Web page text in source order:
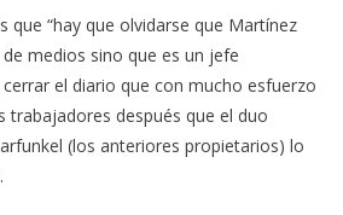
que “hay que olvidarse que Martínez
medios sino que es un jefe
el diario que con mucho esfuerzo
trabajadores después que el duo
(los anteriores propietarios) lo